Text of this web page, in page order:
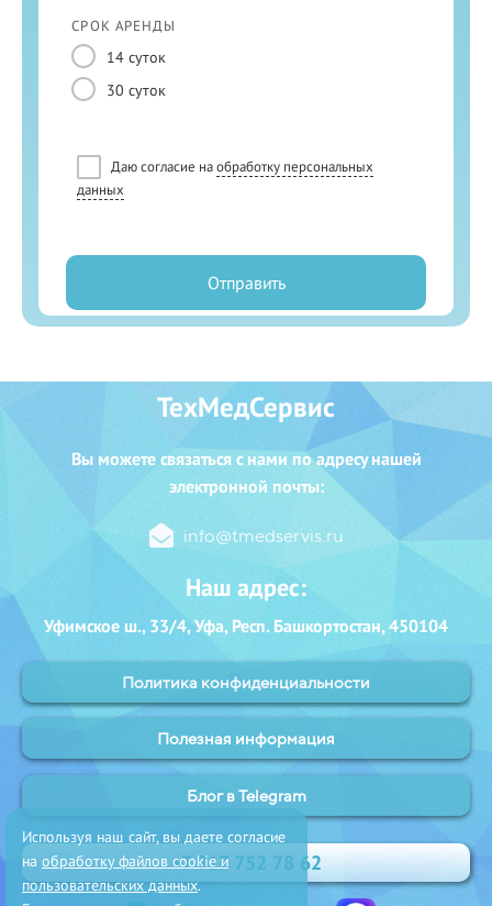
СРОК АРЕНДЫ
14 суток
30 суток
Даю согласие наобработку персональных
данных
Отправить
ТехМедСервис
Вы можете связаться с нами по адресу нашей
электронной почты:
info@tmedservis.ru
Наш адрес:
Уфимское ш., 33/4, Уфа, Респ. Башкортостан, 450104
Политика конфиденциальности
Полезная информация
Блог в Telegram
+7 917 752 78 62
Используя наш сайт, вы даете согласие
на обработку файлов cookie и
пользовательских данных.